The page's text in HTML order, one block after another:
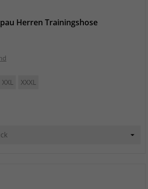
Herren Trainingshose
XXL XXXL